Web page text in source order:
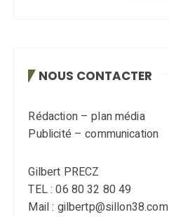
NOUS CONTACTER
Rédaction – plan média
Publicité – communication
Gilbert PRECZ
TEL : 06 80 32 80 49
Mail : gilbertp@sillon38.com